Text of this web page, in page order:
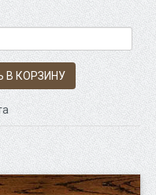
В КОРЗИНУ